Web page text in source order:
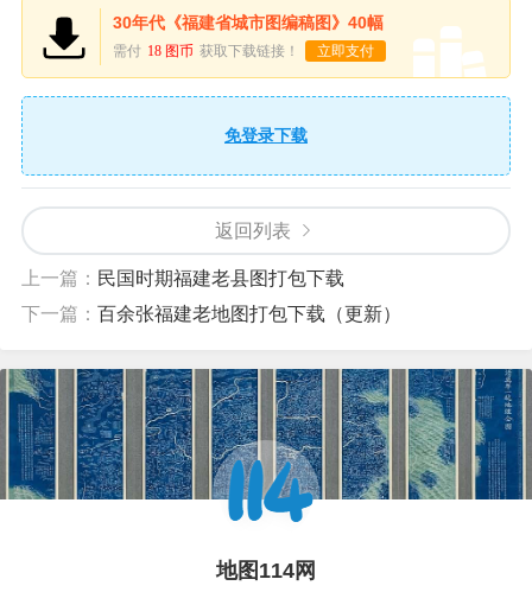
30年代《福建省城市图编稿图》40幅
需付 18 图币 获取下载链接！ 立即支付
免登录下载
返回列表
上一篇： 民国时期福建老县图打包下载
下一篇： 百余张福建老地图打包下载（更新）
地图114网